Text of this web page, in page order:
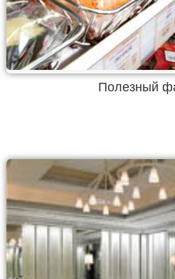
Полезный